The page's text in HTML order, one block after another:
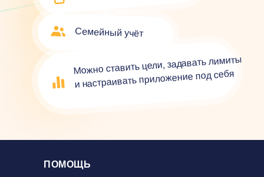
Семейный учёт
Можно ставить цели, задавать лимиты
и настраивать приложение под себя
ПОМОЩЬ